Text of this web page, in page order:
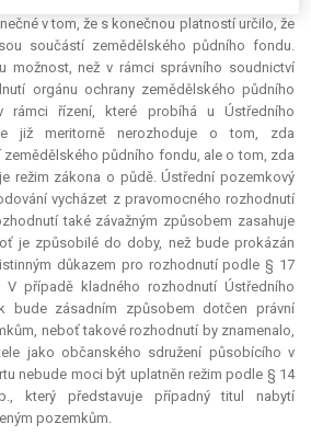
v tom, že s konečnou platností určilo, že
součástí zemědělského půdního fondu.
možnost, než v rámci správního soudnictví
orgánu ochrany zemědělského půdního
rámci řízení, které probíhá u Ústředního
již meritorně nerozhoduje o tom, zda
půdního fondu, ale o tom, zda
režim zákona o půdě. Ústřední pozemkový
vycházet z pravomocného rozhodnutí
také závažným způsobem zasahuje
je způsobilé do doby, než bude prokázán
důkazem pro rozhodnutí podle § 17
případě kladného rozhodnutí Ústředního
bude zásadním způsobem dotčen právní
neboť takové rozhodnutí by znamenalo,
jako občanského sdružení působícího v
nebude moci být uplatněn režim podle § 14
který představuje případný titul nabytí
pozemkům.